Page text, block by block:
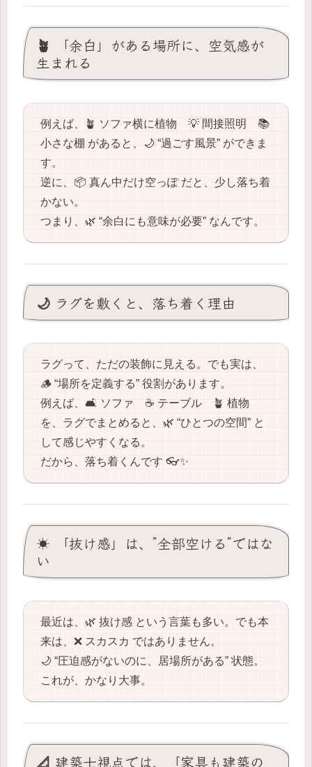
🪴 「余白」がある場所に、空気感が
生まれる
例えば、🪴 ソファ横に植物 💡 間接照明 📚
小さな棚 があると、🌙 “過ごす風景” ができま
す。
逆に、📦 真ん中だけ空っぽ だと、少し落ち着
かない。
つまり、🌿 “余白にも意味が必要” なんです。
🌙 ラグを敷くと、落ち着く理由
ラグって、ただの装飾に見える。でも実は、
🪵 “場所を定義する” 役割があります。
例えば、🛋️ ソファ ☕️ テーブル 🪴 植物
を、ラグでまとめると、🌿 “ひとつの空間” と
して感じやすくなる。
だから、落ち着くんです 👓✨
☀️ 「抜け感」は、”全部空ける”ではな
い
最近は、🌿 抜け感 という言葉も多い。でも本
来は、❌ スカスカ ではありません。
🌙 “圧迫感がないのに、居場所がある” 状態。
これが、かなり大事。
📐 建築士視点では、「家具も建築の